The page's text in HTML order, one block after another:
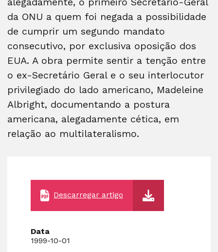
da ONU a quem foi negada a possibilidade
de cumprir um segundo mandato
consecutivo, por exclusiva oposição dos
EUA. A obra permite sentir a tenção entre
o ex-Secretário Geral e o seu interlocutor
privilegiado do lado americano, Madeleine
Albright, documentando a postura
americana, alegadamente cética, em
relação ao multilateralismo.
Descarregar artigo
Data
1999-10-01